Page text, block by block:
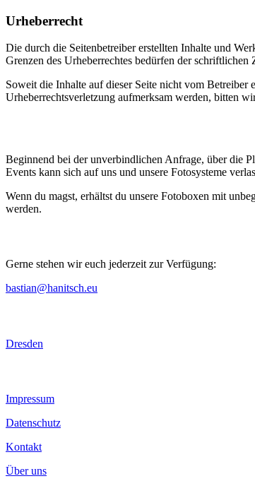
Urheberrecht
Die durch die Seitenbetreiber erstellten Inhalte und
Grenzen des Urheberrechtes bedürfen der
Soweit die Inhalte auf dieser Seite nicht vom Betreiber
Urheberrechtsverletzung aufmerksam werden, bitten
Beginnend bei der unverbindlichen Anfrage, über die
Events kann sich auf uns und unsere Fotosysteme
Wenn du magst, erhältst du unsere Fotoboxen mit
werden.
Gerne stehen wir euch jederzeit zur Verfügung:
bastian@hanitsch.eu
Dresden
Impressum
Datenschutz
Kontakt
Über uns